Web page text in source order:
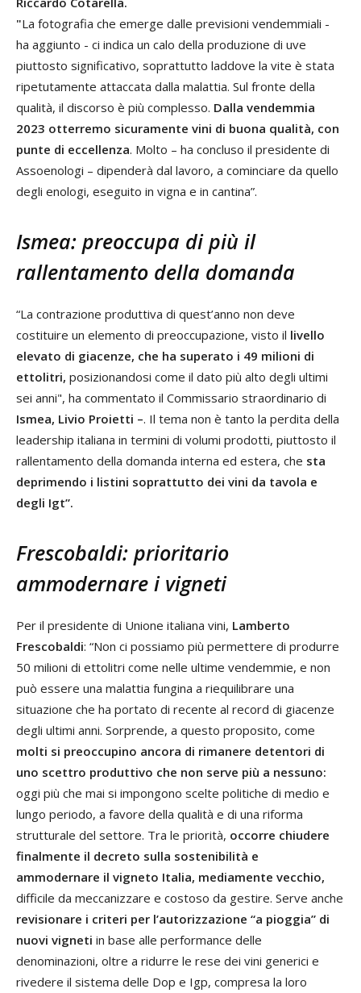
"La fotografia che emerge dalle previsioni vendemmiali -
ha aggiunto - ci indica un calo della produzione di uve
piuttosto significativo, soprattutto laddove la vite è stata
ripetutamente attaccata dalla malattia. Sul fronte della
qualità, il discorso è più complesso. Dalla vendemmia
2023 otterremo sicuramente vini di buona qualità, con
punte di eccellenza. Molto – ha concluso il presidente di
Assoenologi – dipenderà dal lavoro, a cominciare da quello
degli enologi, eseguito in vigna e in cantina”.
Ismea: preoccupa di più il
rallentamento della domanda
“La contrazione produttiva di quest’anno non deve
costituire un elemento di preoccupazione, visto il livello
elevato di giacenze, che ha superato i 49 milioni di
ettolitri, posizionandosi come il dato più alto degli ultimi
sei anni", ha commentato il Commissario straordinario di
Ismea, Livio Proietti –. Il tema non è tanto la perdita della
leadership italiana in termini di volumi prodotti, piuttosto il
rallentamento della domanda interna ed estera, che sta
deprimendo i listini soprattutto dei vini da tavola e
degli Igt”.
Frescobaldi: prioritario
ammodernare i vigneti
Per il presidente di Unione italiana vini, Lamberto
Frescobaldi: “Non ci possiamo più permettere di produrre
50 milioni di ettolitri come nelle ultime vendemmie, e non
può essere una malattia fungina a riequilibrare una
situazione che ha portato di recente al record di giacenze
degli ultimi anni. Sorprende, a questo proposito, come
molti si preoccupino ancora di rimanere detentori di
uno scettro produttivo che non serve più a nessuno:
oggi più che mai si impongono scelte politiche di medio e
lungo periodo, a favore della qualità e di una riforma
strutturale del settore. Tra le priorità, occorre chiudere
finalmente il decreto sulla sostenibilità e
ammodernare il vigneto Italia, mediamente vecchio,
difficile da meccanizzare e costoso da gestire. Serve anche
revisionare i criteri per l’autorizzazione “a pioggia” di
nuovi vigneti in base alle performance delle
denominazioni, oltre a ridurre le rese dei vini generici e
rivedere il sistema delle Dop e Igp, compresa la loro